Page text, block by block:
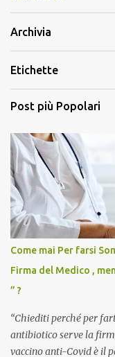
Archivia
Etichette
Post più Popolari
Come mai Per farsi
Firma del Medico ,
” ?
“Chiediti perché per
antibiotico serve la
vaccino anti-Covid è il